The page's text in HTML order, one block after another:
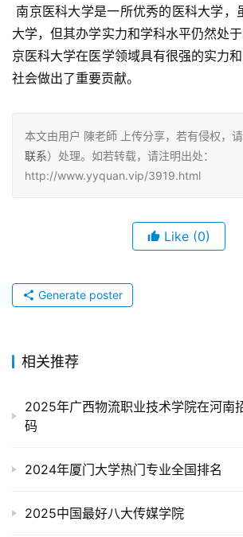
大学，但其办学实力和学科水平仍然处
京医科大学在医学领域具有很强的实力
社会做出了重要贡献。
本文由用户 陳老師 上传分享，若有侵权，
联系）处理。如若转载，请注明出处：
http://www.yyquan.vip/3919.html
Like (0)
Generate poster
相关推荐
2025年广西物流职业技术学院在河南
码
2024年厦门大学热门专业全国排名
2025中国最好八大传媒学院